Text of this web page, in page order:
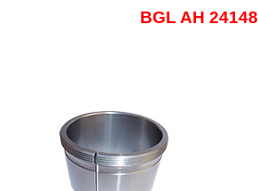
BGL AH 24148